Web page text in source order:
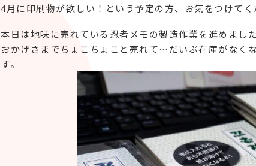
4月に印刷物が欲しい！という予定の方、お気をつけてく
本日は地味に売れている忍者メモの製造作業を進めまし
おかげさまでちょこちょこと売れて…だいぶ在庫がなく
す。